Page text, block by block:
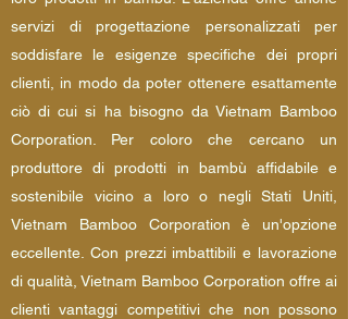
servizi di progettazione personalizzati per
soddisfare le esigenze specifiche dei propri
clienti, in modo da poter ottenere esattamente
ciò di cui si ha bisogno da Vietnam Bamboo
Corporation. Per coloro che cercano un
produttore di prodotti in bambù affidabile e
sostenibile vicino a loro o negli Stati Uniti,
Vietnam Bamboo Corporation è un'opzione
eccellente. Con prezzi imbattibili e lavorazione
di qualità, Vietnam Bamboo Corporation offre ai
clienti vantaggi competitivi che non possono